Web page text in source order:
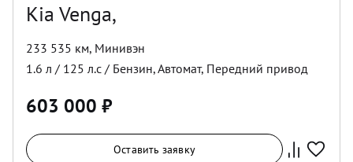
Kia Venga,
233 535 км, Минивэн
1.6 л / 125 л.с / Бензин,Автомат, Передний привод
603 000 ₽
Оставить заявку